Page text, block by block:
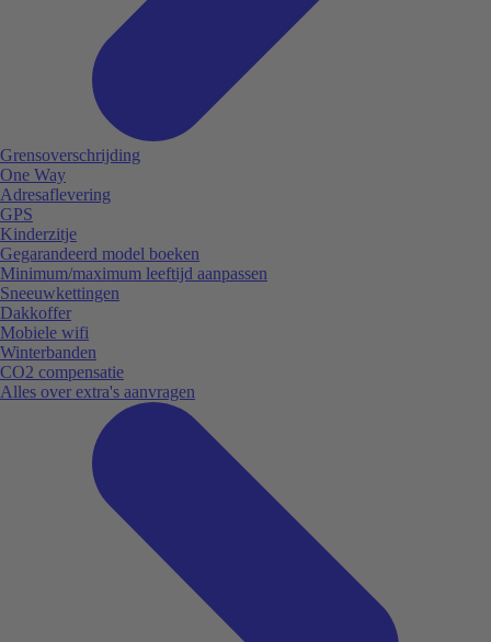
Grensoverschrijding
One Way
Adresaflevering
GPS
Kinderzitje
Gegarandeerd model boeken
Minimum/maximum leeftijd aanpassen
Sneeuwkettingen
Dakkoffer
Mobiele wifi
Winterbanden
CO2 compensatie
Alles over extra's aanvragen